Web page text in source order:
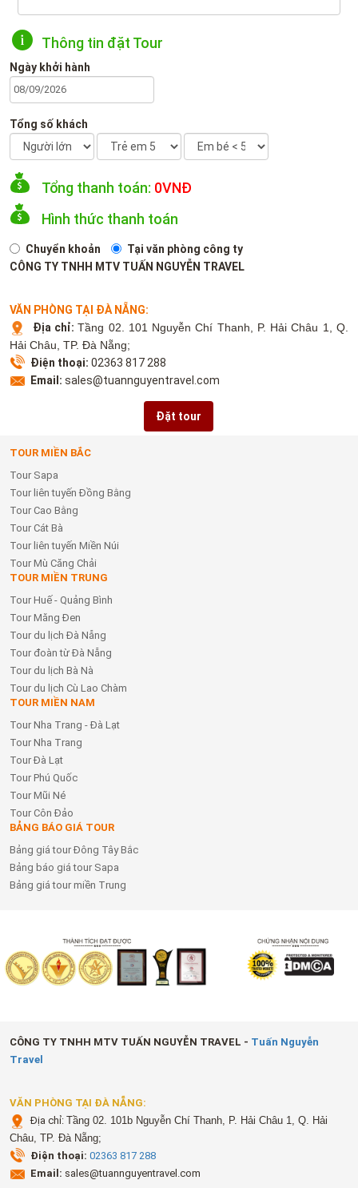
Thông tin đặt Tour
Ngày khởi hành
Tổng số khách
Tổng thanh toán: 0VNĐ
Hình thức thanh toán
Chuyển khoản
Tại văn phòng công ty
CÔNG TY TNHH MTV TUẤN NGUYỄN TRAVEL
VĂN PHÒNG TẠI ĐÀ NẴNG:
Địa chỉ:Tầng 02. 101 Nguyễn Chí Thanh, P. Hải Châu 1, Q.
Hải Châu, TP. Đà Nẵng;
Điện thoại: 02363 817 288
Email: sales@tuannguyentravel.com
Đặt tour
TOUR MIỀN BẮC
Tour Sapa
Tour liên tuyến Đồng Bằng
Tour Cao Bằng
Tour Cát Bà
Tour liên tuyến Miền Núi
Tour Mù Căng Chải
TOUR MIỀN TRUNG
Tour Huế - Quảng Bình
Tour Măng Đen
Tour du lịch Đà Nẵng
Tour đoàn từ Đà Nẵng
Tour du lịch Bà Nà
Tour du lịch Cù Lao Chàm
TOUR MIỀN NAM
Tour Nha Trang - Đà Lạt
Tour Nha Trang
Tour Đà Lạt
Tour Phú Quốc
Tour Mũi Né
Tour Côn Đảo
BẢNG BÁO GIÁ TOUR
Bảng giá tour Đông Tây Bắc
Bảng báo giá tour Sapa
Bảng giá tour miền Trung
CÔNG TY TNHH MTV TUẤN NGUYỄN TRAVEL - Tuấn Nguyễn
Travel
VĂN PHÒNG TẠI ĐÀ NẴNG:
Địa chỉ:Tầng 02. 101b Nguyễn Chí Thanh, P. Hải Châu 1, Q. Hải
Châu, TP. Đà Nẵng;
Điện thoại: 02363 817 288
Email: sales@tuannguyentravel.com